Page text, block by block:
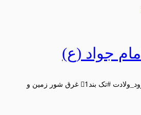
جواد (ع)
#امام_جواد علیه السلام #سرود_ولادت #تک بند1⃣ غرق شور زمین و